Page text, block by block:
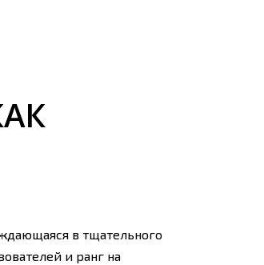
в тщательного
и ранг на